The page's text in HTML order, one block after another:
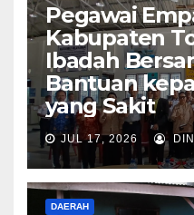
Pegawai
Kabupaten
Ibadah
Bantuan
yang Sakit
JUL 17, 2026
DAERAH